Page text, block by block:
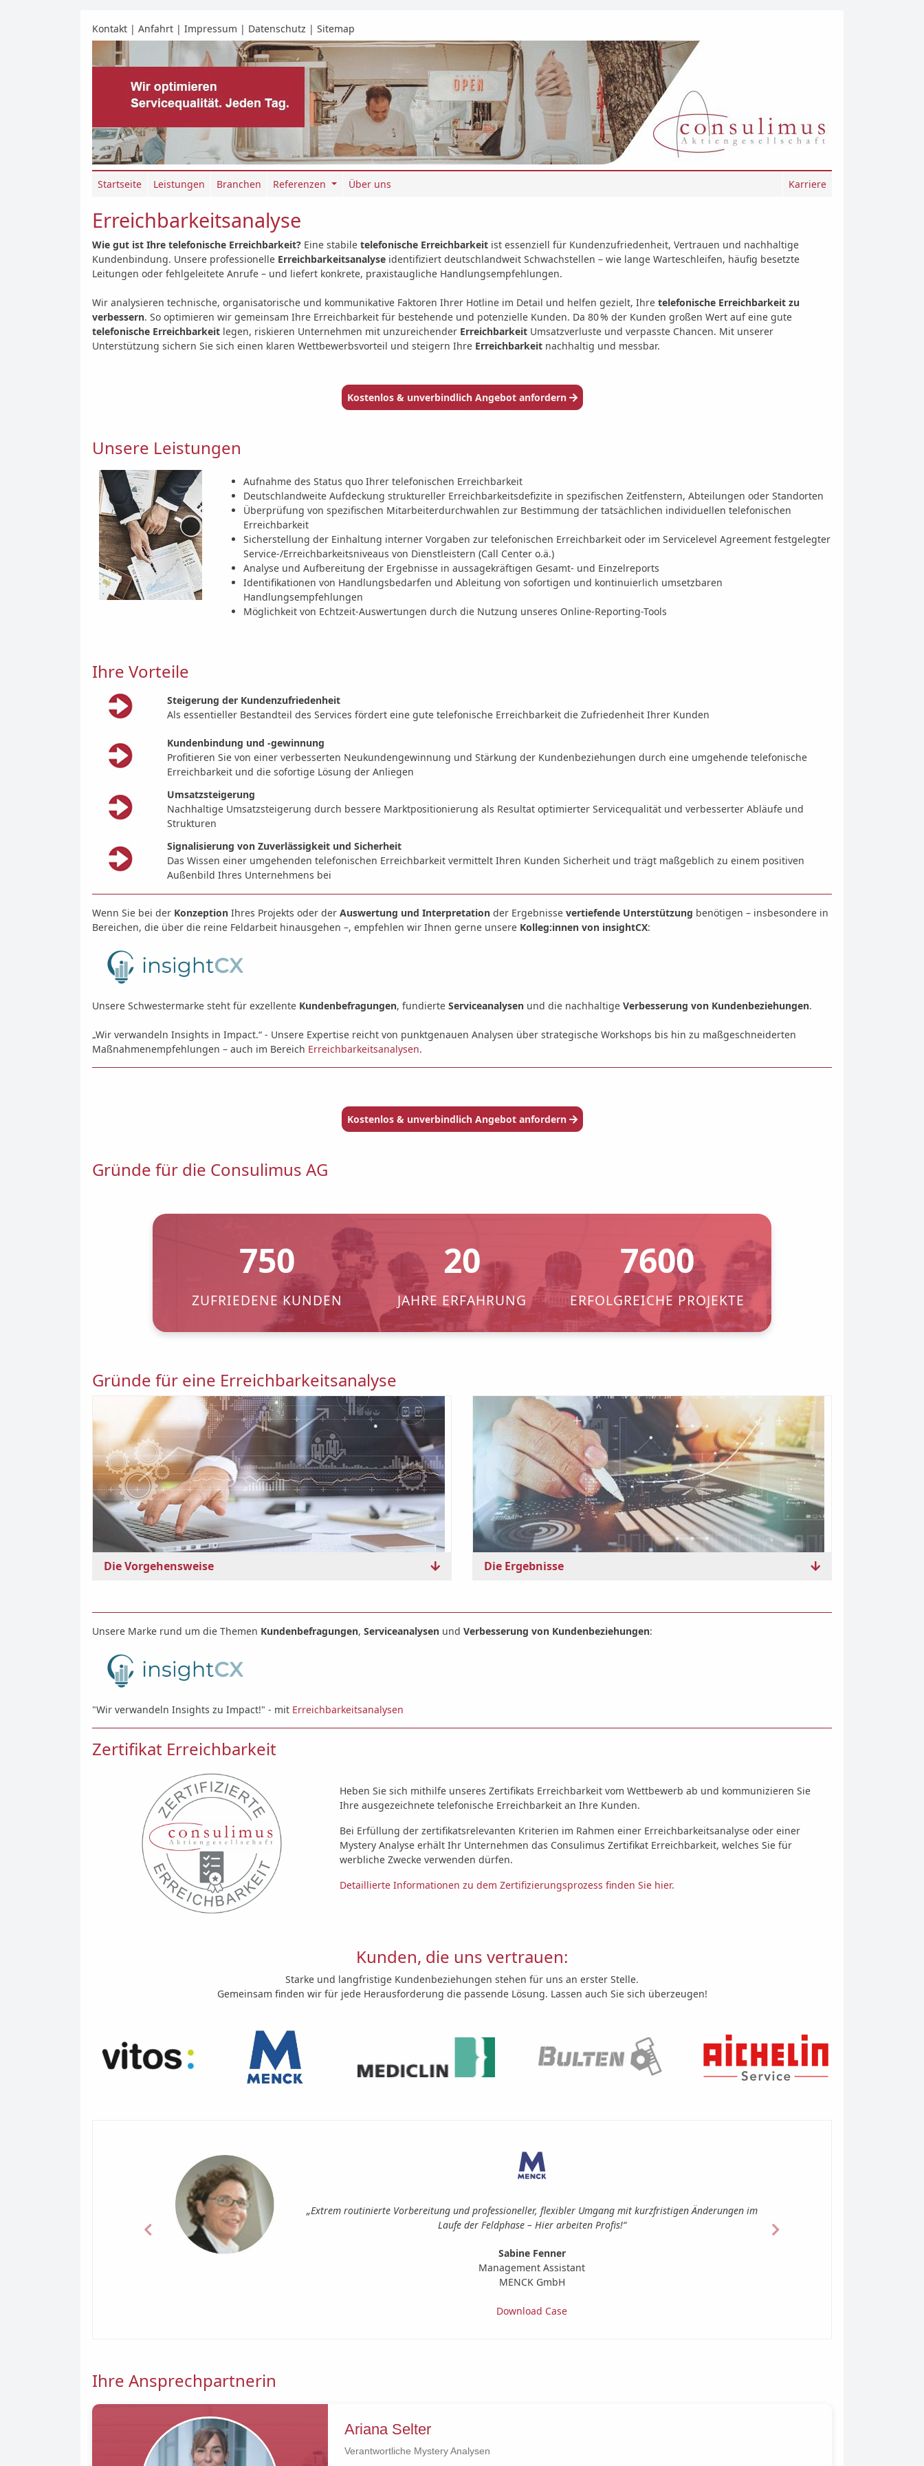
Kontakt | Anfahrt | Impressum | Datenschutz | Sitemap
Startseite Leistungen Branchen Referenzen Über uns Karriere
Erreichbarkeitsanalyse
Wie gut ist Ihre telefonische Erreichbarkeit? Eine stabile telefonische Erreichbarkeit ist essenziell für Kundenzufriedenheit, Vertrauen und nachhaltige
Kundenbindung. Unsere professionelle Erreichbarkeitsanalyse identifiziert deutschlandweit Schwachstellen – wie lange Warteschleifen, häufig besetzte
Leitungen oder fehlgeleitete Anrufe – und liefert konkrete, praxistaugliche Handlungsempfehlungen.
Wir analysieren technische, organisatorische und kommunikative Faktoren Ihrer Hotline im Detail und helfen gezielt, Ihre telefonische Erreichbarkeit zu
verbessern. So optimieren wir gemeinsam Ihre Erreichbarkeit für bestehende und potenzielle Kunden. Da 80 % der Kunden großen Wert auf eine gute
telefonische Erreichbarkeit legen, riskieren Unternehmen mit unzureichender Erreichbarkeit Umsatzverluste und verpasste Chancen. Mit unserer
Unterstützung sichern Sie sich einen klaren Wettbewerbsvorteil und steigern Ihre Erreichbarkeit nachhaltig und messbar.
Kostenlos & unverbindlich Angebot anfordern
Unsere Leistungen
Aufnahme des Status quo Ihrer telefonischen Erreichbarkeit
Deutschlandweite Aufdeckung struktureller Erreichbarkeitsdefizite in spezifischen Zeitfenstern, Abteilungen oder Standorten
Überprüfung von spezifischen Mitarbeiterdurchwahlen zur Bestimmung der tatsächlichen individuellen telefonischen
Erreichbarkeit
Sicherstellung der Einhaltung interner Vorgaben zur telefonischen Erreichbarkeit oder im Servicelevel Agreement festgelegter
Service-/Erreichbarkeitsniveaus von Dienstleistern (Call Center o.ä.)
Analyse und Aufbereitung der Ergebnisse in aussagekräftigen Gesamt- und Einzelreports
Identifikationen von Handlungsbedarfen und Ableitung von sofortigen und kontinuierlich umsetzbaren
Handlungsempfehlungen
Möglichkeit von Echtzeit-Auswertungen durch die Nutzung unseres Online-Reporting-Tools
Ihre Vorteile
Steigerung der Kundenzufriedenheit
Als essentieller Bestandteil des Services fördert eine gute telefonische Erreichbarkeit die Zufriedenheit Ihrer Kunden
Kundenbindung und -gewinnung
Profitieren Sie von einer verbesserten Neukundengewinnung und Stärkung der Kundenbeziehungen durch eine umgehende telefonische
Erreichbarkeit und die sofortige Lösung der Anliegen
Umsatzsteigerung
Nachhaltige Umsatzsteigerung durch bessere Marktpositionierung als Resultat optimierter Servicequalität und verbesserter Abläufe und
Strukturen
Signalisierung von Zuverlässigkeit und Sicherheit
Das Wissen einer umgehenden telefonischen Erreichbarkeit vermittelt Ihren Kunden Sicherheit und trägt maßgeblich zu einem positiven
Außenbild Ihres Unternehmens bei
Wenn Sie bei der Konzeption Ihres Projekts oder der Auswertung und Interpretation der Ergebnisse vertiefende Unterstützung benötigen – insbesondere in
Bereichen, die über die reine Feldarbeit hinausgehen –, empfehlen wir Ihnen gerne unsere Kolleg:innen von insightCX:
Unsere Schwestermarke steht für exzellente Kundenbefragungen, fundierte Serviceanalysen und die nachhaltige Verbesserung von Kundenbeziehungen.
„Wir verwandeln Insights in Impact.“ - Unsere Expertise reicht von punktgenauen Analysen über strategische Workshops bis hin zu maßgeschneiderten
Maßnahmenempfehlungen – auch im Bereich Erreichbarkeitsanalysen.
Kostenlos & unverbindlich Angebot anfordern
Gründe für die Consulimus AG
750
ZUFRIEDENE KUNDEN
20
JAHRE ERFAHRUNG
7600
ERFOLGREICHE PROJEKTE
Gründe für eine Erreichbarkeitsanalyse
Die Vorgehensweise Die Ergebnisse
Unsere Marke rund um die Themen Kundenbefragungen, Serviceanalysen und Verbesserung von Kundenbeziehungen:
"Wir verwandeln Insights zu Impact!" - mit Erreichbarkeitsanalysen
Zertifikat Erreichbarkeit
Heben Sie sich mithilfe unseres Zertifikats Erreichbarkeit vom Wettbewerb ab und kommunizieren Sie
Ihre ausgezeichnete telefonische Erreichbarkeit an Ihre Kunden.
Bei Erfüllung der zertifikatsrelevanten Kriterien im Rahmen einer Erreichbarkeitsanalyse oder einer
Mystery Analyse erhält Ihr Unternehmen das Consulimus Zertifikat Erreichbarkeit, welches Sie für
werbliche Zwecke verwenden dürfen.
Detaillierte Informationen zu dem Zertifizierungsprozess finden Sie hier.
Kunden, die uns vertrauen:
Starke und langfristige Kundenbeziehungen stehen für uns an erster Stelle.
Gemeinsam finden wir für jede Herausforderung die passende Lösung. Lassen auch Sie sich überzeugen!
„Die Ergebnisse der Erreichbarkeitsanalyse waren für die Aufdeckung von Erreichbarkeitsdefiziten und für
und reibungslose Umsetzung beider Testwellen.“
Controlling
MVZ Dr. Kretzmann & Kollegen
Previous Next
Verantwortliche Mystery Analysen
0221 / 788745 – 27